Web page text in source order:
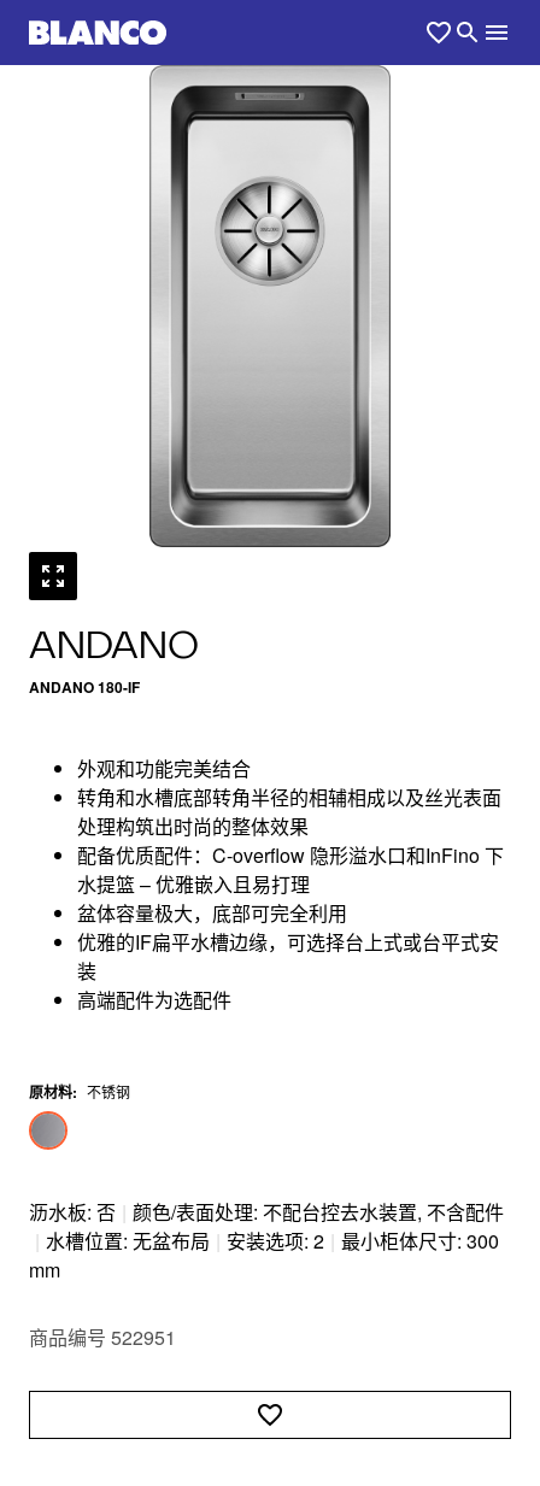
ANDANO
ANDANO 180-IF
/0
外观和功能完美结合
转角和水槽底部转角半径的相辅相成以及丝光表面
处理构筑出时尚的整体效果
配备优质配件：C-overflow 隐形溢水口和InFino 下
水提篮 – 优雅嵌入且易打理
盆体容量极大，底部可完全利用
优雅的IF扁平水槽边缘，可选择台上式或台平式安
装
高端配件为选配件
原材料: 不锈钢
沥水板: 否 | 颜色/表面处理: 不配台控去水装置, 不含配件
| 水槽位置: 无盆布局 | 安装选项: 2 | 最小柜体尺寸: 300
mm
商品编号 522951